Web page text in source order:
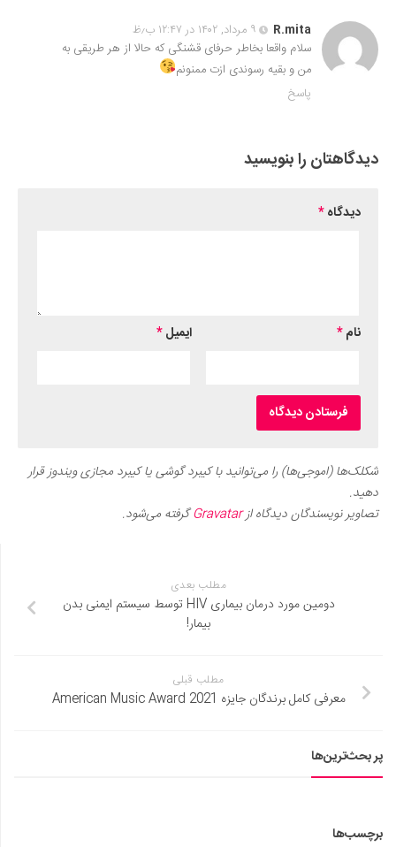
R.mita
۹ مرداد, ۱۴۰۲ در ۱۲:۴۷ ب٫ظ
سلام واقعا بخاطر حرفای قشنگی که حالا از هر طریقی به
من و بقیه رسوندی ازت ممنونم
پاسخ
دیدگاهتان را بنویسید
دیدگاه*
نام* ایمیل*
شکلک‌ها (اموجی‌ها) را می‌توانید با کیبرد گوشی یا کیبرد مجازی ویندوز قرار
دهید.
تصاویر نویسندگان دیدگاه ازGravatarگرفته می‌شود.
مطلب بعدی
دومین مورد درمان بیماری HIV توسط سیستم ایمنی بدن
بیمار!
مطلب قبلی
معرفی کامل برندگان جایزه American Music Award 2021
پر بحث‌ترین‌ها
برچسب‌ها